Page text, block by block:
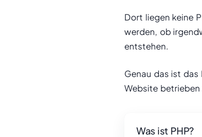
Dort liegen keine
werden, ob
entstehen.
Genau das ist
Website betrieben
Was ist PHP?